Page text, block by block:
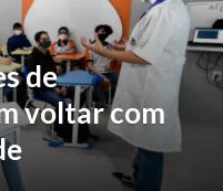
de
voltar com